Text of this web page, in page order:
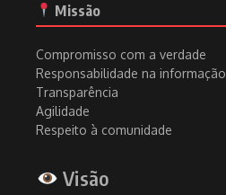
Missão
Compromisso com a verdade
Responsabilidade na informação
Transparência
Agilidade
Respeito à comunidade
Visão